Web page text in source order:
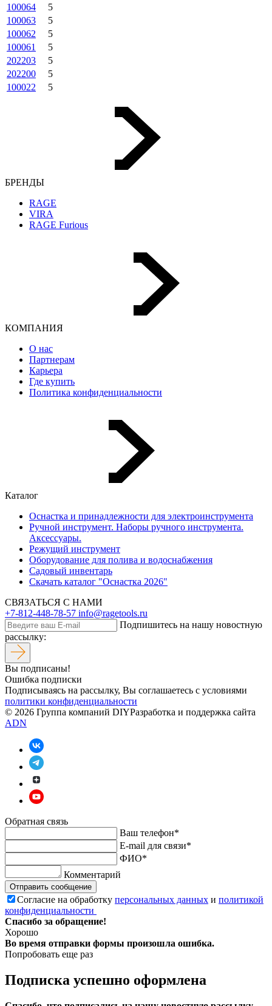
100064
5
100063
5
100062
5
100061
5
202203
5
202200
5
100022
5
БРЕНДЫ
RAGE
VIRA
RAGE Furious
КОМПАНИЯ
О нас
Партнерам
Карьера
Где купить
Политика конфиденциальности
Каталог
Оснастка и принадлежности для электроинструмента
Ручной инструмент. Наборы ручного инструмента.
Аксессуары.
Режущий инструмент
Оборудование для полива и водоснабжения
Садовый инвентарь
Скачать каталог "Оснастка 2026"
СВЯЗАТЬСЯ С НАМИ
+7-812-448-78-57 info@ragetools.ru
Подпишитесь на нашу новостную
рассылку:
Вы подписаны!
Ошибка подписки
Подписываясь на рассылку, Вы соглашаетесь c условиями
политики конфиденциальности
© 2026 Группа компаний DIYРазработка и поддержка сайта
ADN
Обратная связь
Ваш телефон*
E-mail для связи*
ФИО*
Комментарий
Отправить сообщение
Согласие на обработку персональных данных и политикой
конфиденциальности
Спасибо за обращение!
Хорошо
Во время отправки формы произошла ошибка.
Попробовать еще раз
Подписка успешно оформлена